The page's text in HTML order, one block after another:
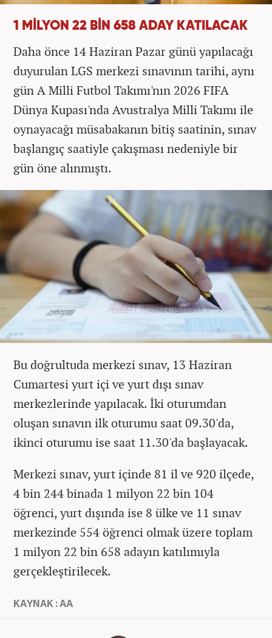
1 MİLYON 22 BİN 658 ADAY KATILACAK
Daha önce 14 Haziran Pazar günü yapılacağı
duyurulan LGS merkezi sınavının tarihi, aynı
gün A Milli Futbol Takımı'nın 2026 FIFA
Dünya Kupası'nda Avustralya Milli Takımı ile
oynayacağı müsabakanın bitiş saatinin, sınav
başlangıç saatiyle çakışması nedeniyle bir
gün öne alınmıştı.
Bu doğrultuda merkezi sınav, 13 Haziran
Cumartesi yurt içi ve yurt dışı sınav
merkezlerinde yapılacak. İki oturumdan
oluşan sınavın ilk oturumu saat 09.30'da,
ikinci oturumu ise saat 11.30'da başlayacak.
Merkezi sınav, yurt içinde 81 il ve 920 ilçede,
4 bin 244 binada 1 milyon 22 bin 104
öğrenci, yurt dışında ise 8 ülke ve 11 sınav
merkezinde 554 öğrenci olmak üzere toplam
1 milyon 22 bin 658 adayın katılımıyla
gerçekleştirilecek.
KAYNAK : AA